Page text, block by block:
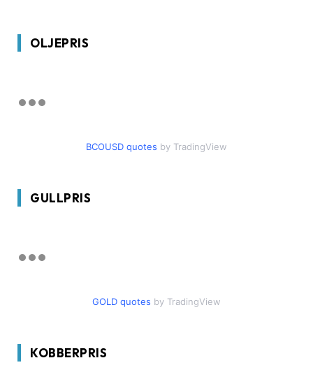
OLJEPRIS
BCOUSD quotes by TradingView
GULLPRIS
GOLD quotes by TradingView
KOBBERPRIS